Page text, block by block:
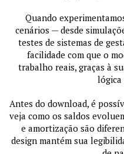
Quando
cenários — desde
testes de sistemas de
facilidade com que o
trabalho reais, graças à
lógica
Antes do download, é
veja como os saldos
e amortização são
design mantém sua